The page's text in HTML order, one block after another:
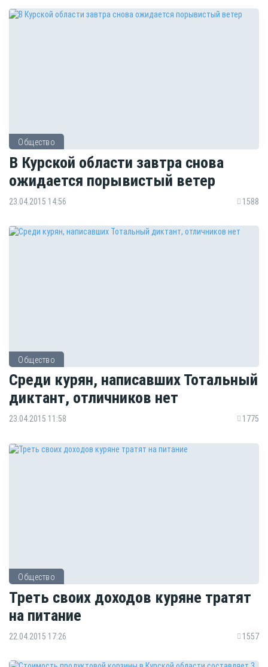
Общество
В Курской области завтра снова
ожидается порывистый ветер
23.04.2015 14:56 1588
Общество
Среди курян, написавших Тотальный
диктант, отличников нет
23.04.2015 11:58 1775
Общество
Треть своих доходов куряне тратят
на питание
22.04.2015 17:26 1557